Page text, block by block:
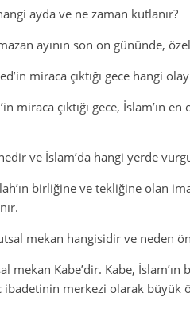
ayda ve ne zaman kutlanır?
ayının son on gününde,
miraca çıktığı gece hangi
miraca çıktığı gece, İslam’ın
ve İslam’da hangi yerde
birliğine ve tekliğine olan
mekan hangisidir ve neden
mekan Kabe’dir. Kabe,
ibadetinin merkezi olarak büyük